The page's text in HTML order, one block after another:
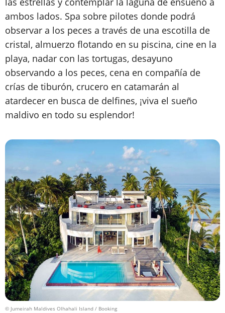
ambos lados. Spa sobre pilotes donde podrá
observar a los peces a través de una escotilla de
cristal, almuerzo flotando en su piscina, cine en la
playa, nadar con las tortugas, desayuno
observando a los peces, cena en compañía de
crías de tiburón, crucero en catamarán al
atardecer en busca de delfines, ¡viva el sueño
maldivo en todo su esplendor!
© Jumeirah Maldives Olhahali Island / Booking